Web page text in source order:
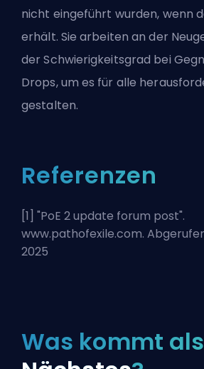
nicht eingeführt wurden, wenn
erhält. Sie arbeiten an der
der Schwierigkeitsgrad bei
Drops, um es für alle
gestalten.
Referenzen
[1] "PoE 2 update forum post".
www.pathofexile.com.
2025
Was kommt als